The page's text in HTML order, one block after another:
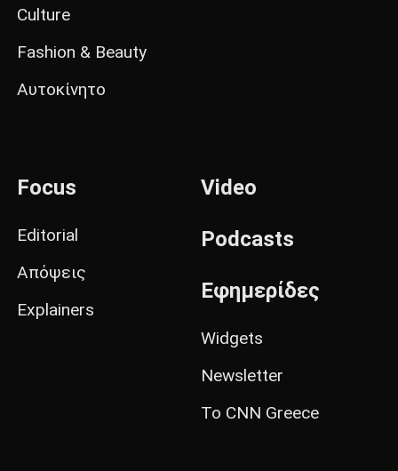
Culture
Fashion & Beauty
Αυτοκίνητο
Focus
Editorial
Απόψεις
Explainers
Video
Podcasts
Εφημερίδες
Widgets
Newsletter
Το CNN Greece